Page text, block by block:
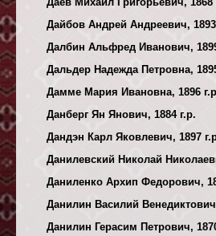
Дайбов Андрей Андреевич, 1893
Далбин Альфред Иванович,
Дальдер Надежда Петровна,
Дамме Мария Ивановна, 1896
Данберг Ян Янович, 1884 г.р.
Дандэн Карл Яковлевич, 1897
Данилевский Николай
Даниленко Архип Федорович,
Данилин Василий
Данилин Герасим Петрович,